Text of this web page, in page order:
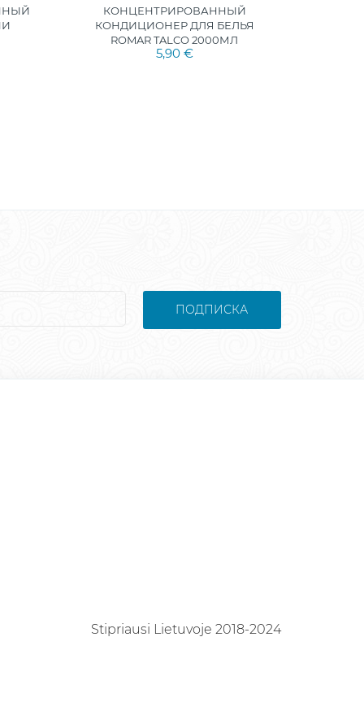
КОНЦЕНТРИРОВАННЫЙ
КОНДИЦИОНЕР ДЛЯ БЕЛЬЯ
ROMAR TALCO 2000МЛ
5,90 €
ПОДПИСКА
Stipriausi Lietuvoje 2018-2024